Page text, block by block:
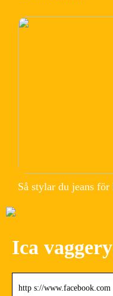
Så stylar du jeans
Ica
http s://www.facebook.com